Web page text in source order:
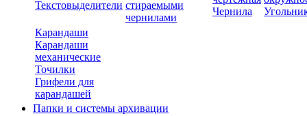
Текстовыделители стираемыми
чернилами
Чернила
Карандаши
Карандаши
механические
Точилки
Грифели для
карандашей
Папки и системы архивации